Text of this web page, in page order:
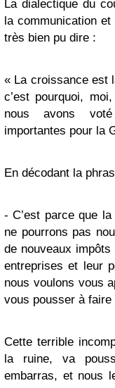
La dialectique du
la communication
très bien pu dire :
« La croissance est
c’est pourquoi,
nous avons
importantes pour la
En décodant la
- C’est parce que
ne pourrons pas
de nouveaux
entreprises et leur
nous voulons vous
vous pousser à
Cette terrible
la ruine, va
embarras, et nous